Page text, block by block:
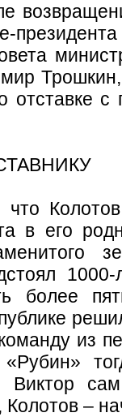
отставке с
в его
более
из
Виктор
Колотов –